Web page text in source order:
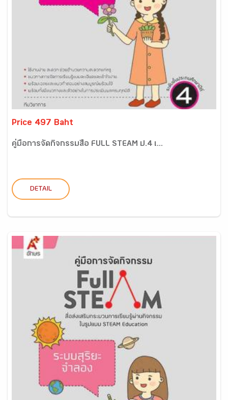
Price 497 Baht
คู่มือการจัดกิจกรรมสื่อ FULL STEAM ป.4 เ...
DETAIL